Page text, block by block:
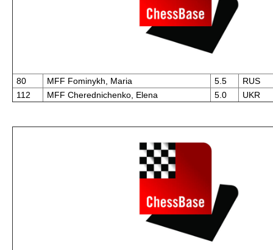
80 MFF Fominykh, Maria 5.5
RUS
112
MFF Cherednichenko, Elena 5.0 UKR